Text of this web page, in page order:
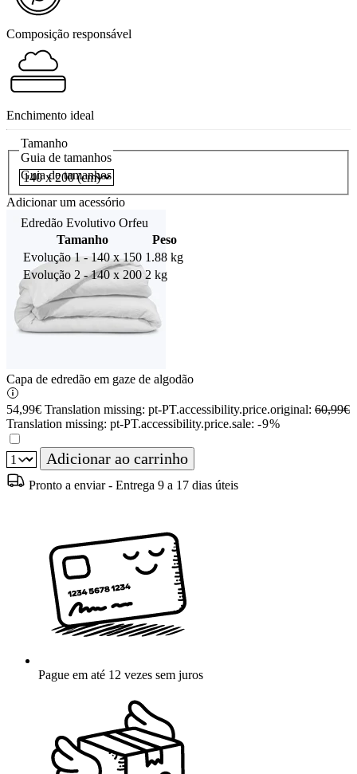
Composição responsável
Enchimento ideal
Tamanho
Guia de tamanhos
Guia de tamanhos
Edredão Evolutivo Orfeu
Tamanho
Peso
Evolução 1 - 140 x 150 1.88 kg
Evolução 2 - 140 x 200 2 kg
Adicionar um acessório
Capa de edredão em gaze de algodão
54,99€ Translation missing: pt-PT.accessibility.price.original: 60,99€
Translation missing: pt-PT.accessibility.price.sale: -9%
Adicionar ao carrinho
Pronto a enviar - Entrega 9 a 17 dias úteis
Pague em até 12 vezes sem juros